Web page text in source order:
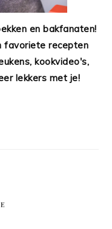
en bakfanaten!
favoriete recepten
kookvideo's,
lekkers met je!